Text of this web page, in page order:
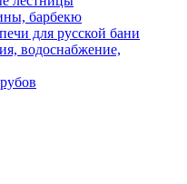
барбекю
для русской бани
водоснабжение,